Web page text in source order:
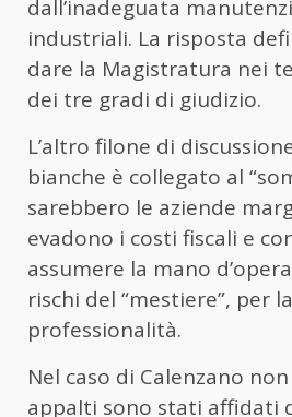
dall’inadeguata
industriali. La risposta
dare la Magistratura nei
dei tre gradi di giudizio.
L’altro filone di
bianche è collegato al
sarebbero le aziende
evadono i costi fiscali e
assumere la mano
rischi del “mestiere”, per
professionalità.
Nel caso di Calenzano
appalti sono stati affidati